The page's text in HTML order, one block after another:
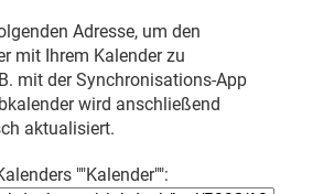
Adresse, um den
mit Ihrem Kalender zu
mit der Synchronisations-App
wird anschließend
aktualisiert.
""Kalender"":